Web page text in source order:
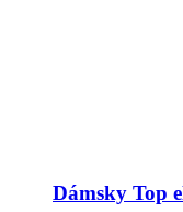
Dámsky Top